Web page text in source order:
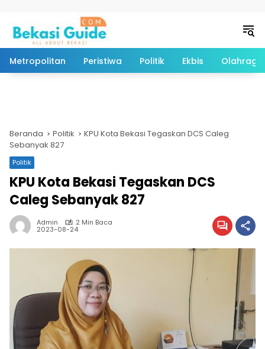
Metropolitan Peristiwa Politik Ekbis Olahraga
Beranda Politik
KPU Kota Bekasi Tegaskan DCS Caleg
Sebanyak 827
Politik
KPU Kota Bekasi Tegaskan DCS
Caleg Sebanyak 827
Admin 2 Min Baca
2023-08-24